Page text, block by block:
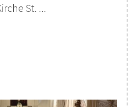
St. ...